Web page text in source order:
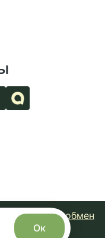
Возврат и обмен
Ок